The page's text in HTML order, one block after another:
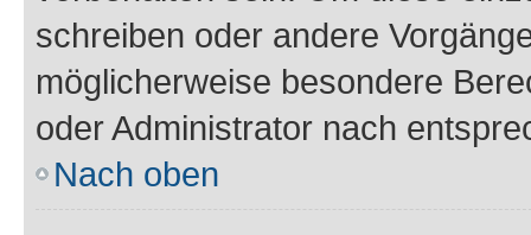
schreiben oder andere
möglicherweise besondere
oder Administrator nach
Nach oben